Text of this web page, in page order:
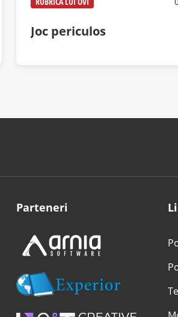
Joc periculos
Parteneri